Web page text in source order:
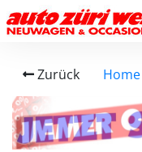
Zurück Home